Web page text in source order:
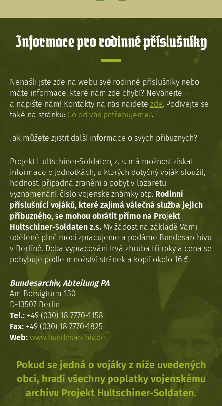
Informace pro rodinné příslušníky
Nenašli jste zde na webu své rodinné příslušníky nebo
máte informace, které nám zde chybí? Neváhejte
a napište nám! Kontakty na nás najdete zde. Podívejte se
také na stránku: Co od vás potřebujeme?.
Jak můžete zjistit další informace o svých příbuzných?
Projekt Hultschiner-Soldaten, z. s. má možnost získat
informace o jednotkách, u kterých dotyčný voják sloužil,
hodnost, případná zranění a pobyt v lazaretu,
vyznamenání, číslo vojenské známky atp. Rodinní
příslušníci vojáků, které zajímá válečná služba jejich
příbuzného, se mohou obrátit přímo na Projekt
Hultschiner-Soldaten z.s. My žádost na základě Vámi
udělené plné moci zpracujeme a podáme Bundesarchivu
v Berlíně. Doba vypracováni trvá zhruba tři roky a cena se
pohybuje podle množství stránek a kopií okolo 16 €.
Bundesarchiv, Abteilung PA
Am Borsigturm 130
D-13507 Berlin
Tel.: +49 (030) 18 7770-1158
Fax: +49 (030) 18 7770-1825
Web: www.bundesarchiv.de
Pokud se jedná o vojáky z níže uvedených
obcí, hradí všechny poplatky vojenskému
archivu Projekt Hultschiner-Soldaten.